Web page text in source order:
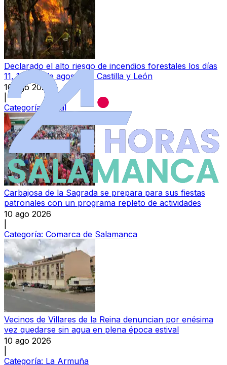
Declarado el alto riesgo de incendios forestales los días
11, 12 y 13 de agosto en Castilla y León
10 ago 2026
Categoría:
Local
Carbajosa de la Sagrada se prepara para sus fiestas
patronales con un programa repleto de actividades
10 ago 2026
Categoría: Comarca de Salamanca
Vecinos de Villares de la Reina denuncian por enésima
vez quedarse sin agua en plena época estival
10 ago 2026
Categoría: La Armuña